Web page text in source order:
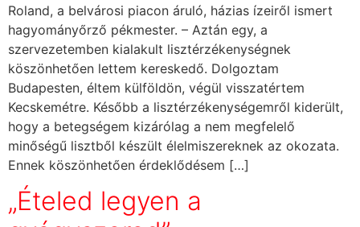
Roland, a belvárosi piacon áruló, házias ízeiről ismert
hagyományőrző pékmester. – Aztán egy, a
szervezetemben kialakult lisztérzékenységnek
köszönhetően lettem kereskedő. Dolgoztam
Budapesten, éltem külföldön, végül visszatértem
Kecskemétre. Később a lisztérzékenységemről kiderült,
hogy a betegségem kizárólag a nem megfelelő
minőségű lisztből készült élelmiszereknek az okozata.
Ennek köszönhetően érdeklődésem […]
„Ételed legyen a